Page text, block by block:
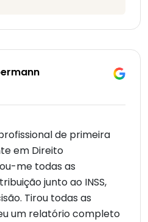
de primeira
em Direito
me todas as
junto ao INSS,
Tirou todas as
um relatório completo